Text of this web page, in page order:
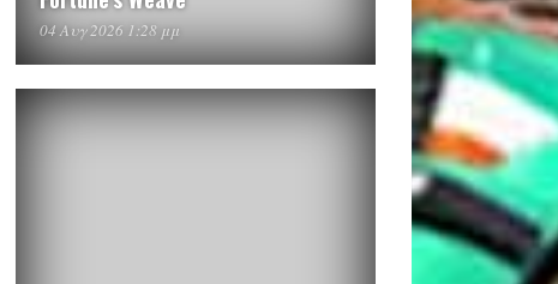
04 Αυγ 2026 1:28 μμ